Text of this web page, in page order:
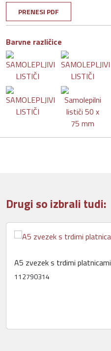
PRENESI PDF
Barvne različice
Drugi so izbrali tudi:
A5 zvezek s trdimi platnicami
112790314